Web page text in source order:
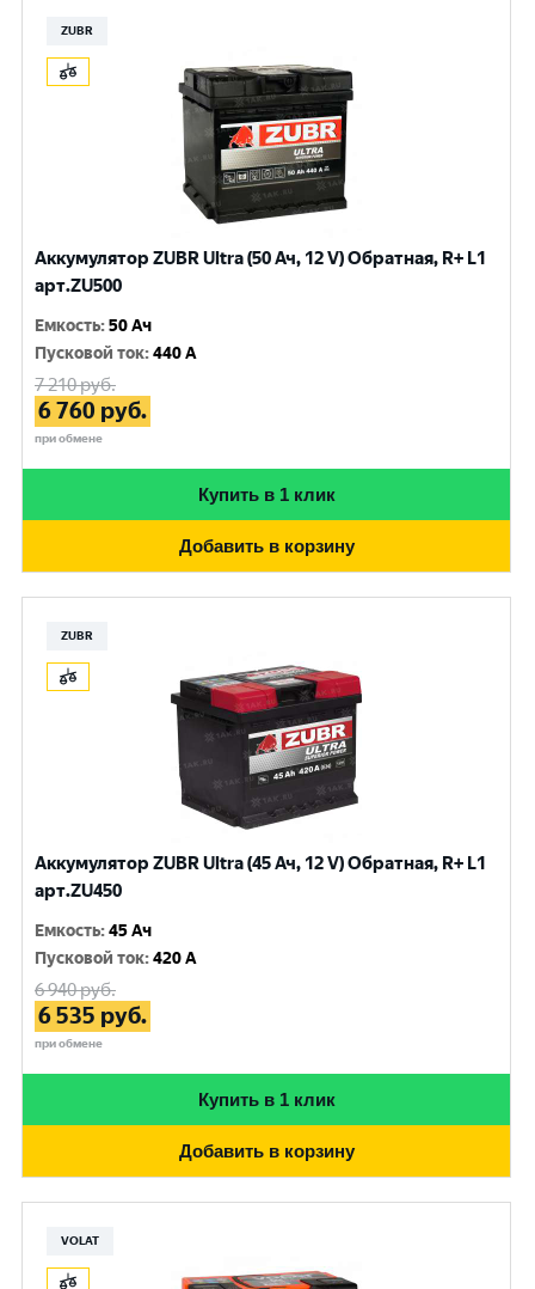
ZUBR
Аккумулятор ZUBR Ultra (50 Ач, 12 V) Обратная, R+ L1
арт.ZU500
Емкость:50 Ач
Пусковой ток:440 A
7 210руб.
6 760 руб.
при обмене
Купить в 1 клик
Добавить в корзину
ZUBR
Аккумулятор ZUBR Ultra (45 Ач, 12 V) Обратная, R+ L1
арт.ZU450
Емкость:45 Ач
Пусковой ток:420 A
6 940руб.
6 535 руб.
при обмене
Купить в 1 клик
Добавить в корзину
VOLAT